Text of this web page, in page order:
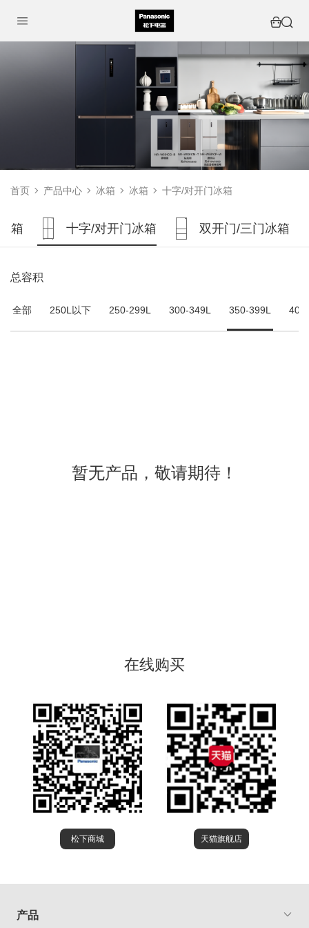
首页 产品中心 冰箱 冰箱 十字/对开门冰箱
箱 十字/对开门冰箱 双开门/三门冰箱
总容积
全部 250L以下 250-299L 300-349L 350-399L
暂无产品，敬请期待！
在线购买
松下商城 天猫旗舰店
产品